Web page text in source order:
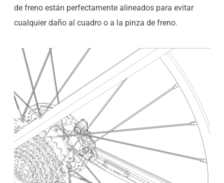
de freno están perfectamente alineados para evitar
cualquier daño al cuadro o a la pinza de freno.